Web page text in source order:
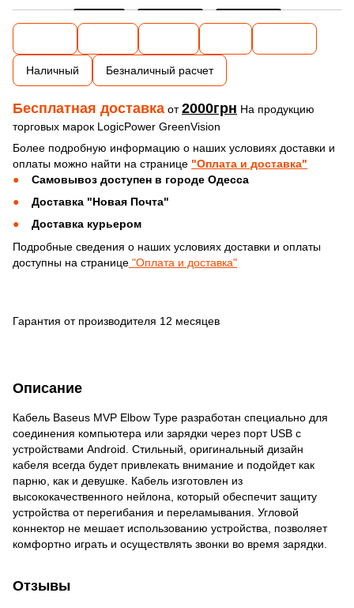
Описание
Кабель Baseus MVP Elbow Type разработан специально для
соединения компьютера или зарядки через порт USB с
устройствами Android. Стильный, оригинальный дизайн
кабеля всегда будет привлекать внимание и подойдет как
парню, как и девушке. Кабель изготовлен из
высококачественного нейлона, который обеспечит защиту
устройства от перегибания и переламывания. Угловой
коннектор не мешает использованию устройства, позволяет
комфортно играть и осуществлять звонки во время зарядки.
Отзывы
Наличный Безналичный расчет
Бесплатная доставка от2000грн На продукцию
торговых марок LogicPower GreenVision
Более подробную информацию о наших условиях доставки и
оплаты можно найти на странице "Оплата и доставка"
Самовывоз доступен в городе Одесса
Доставка "Новая Почта"
Доставка курьером
Подробные сведения о наших условиях доставки и оплаты
доступны на странице "Оплата и доставка"
Гарантия от производителя 12 месяцев